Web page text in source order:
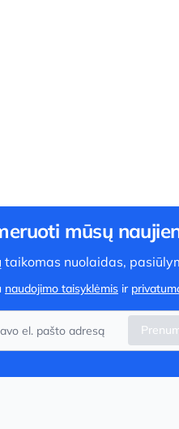
mūsų
taikomas nuolaidas,
naudojimo taisyklėmis ir